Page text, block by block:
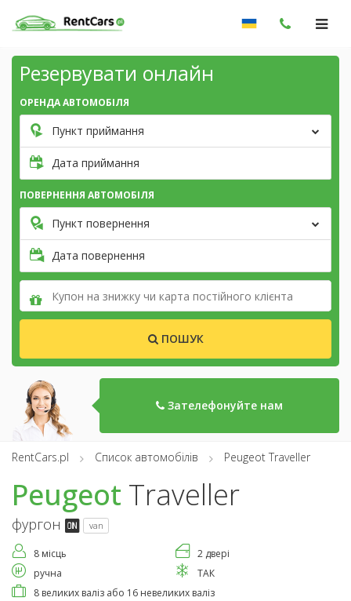
Резервувати онлайн
ОРЕНДА АВТОМОБІЛЯ
Пункт приймання
Дата приймання
ПОВЕРНЕННЯ АВТОМОБІЛЯ
Пункт повернення
Дата повернення
ПОШУК
Зателефонуйте нам
RentCars.pl Список автомобілів Peugeot Traveller
Peugeot Traveller
фургон van
8 місць
2 двері
ручна
ТАК
8 великих валіз або 16 невеликих валіз